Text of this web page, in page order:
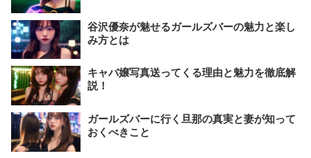
谷沢優奈が魅せるガールズバーの魅力と楽し
み方とは
キャバ嬢写真送ってくる理由と魅力を徹底解
説！
ガールズバーに行く旦那の真実と妻が知って
おくべきこと